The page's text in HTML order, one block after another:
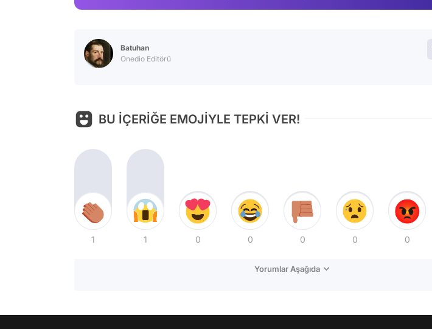
Batuhan
Onedio Editörü
BU İÇERİĞE EMOJİYLE TEPKİ VER!
1 1 0 0 0 0 0
Yorumlar Aşağıda